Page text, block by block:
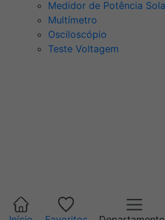
Medidor de Potência
Multímetro
Osciloscópio
Teste Voltagem